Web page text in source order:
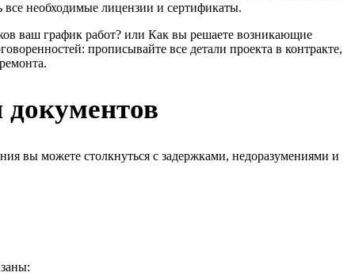
все необходимые лицензии и сертификаты.
ваш график работ? или Как вы решаете возникающие
прописывайте все детали проекта в контракте,
вы можете столкнуться с задержками, недоразумениями и